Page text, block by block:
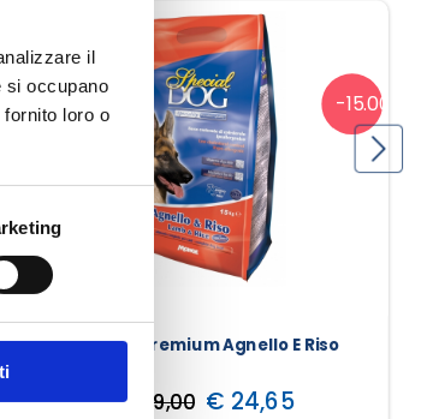
il
si occupano
loro o
-15.00%
Special Dog Premium Agnello E Riso
€ 29,00 € 24,65